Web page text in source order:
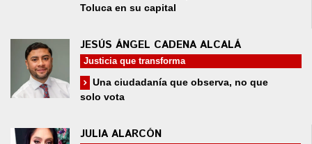
Toluca en su capital
JESÚS ÁNGEL CADENA ALCALÁ
Justicia que transforma
Una ciudadanía que observa, no que
solo vota
JULIA ALARCÓN